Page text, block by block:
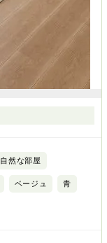
自然な部屋
ベージュ 青